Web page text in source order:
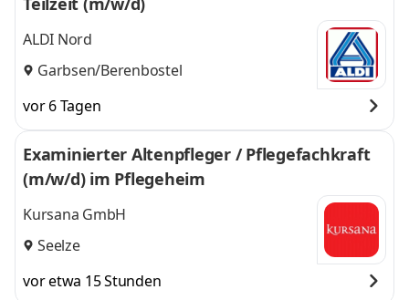
ALDI Nord
Garbsen/Berenbostel
vor 6 Tagen
Examinierter Altenpfleger / Pflegefachkraft
(m/w/d) im Pflegeheim
Kursana GmbH
Seelze
vor etwa 15 Stunden